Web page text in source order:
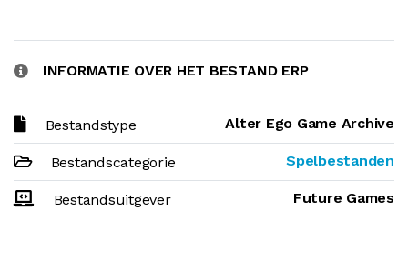
INFORMATIE OVER HET BESTAND ERP
Bestandstype Alter Ego Game Archive
Bestandscategorie Spelbestanden
Bestandsuitgever Future Games